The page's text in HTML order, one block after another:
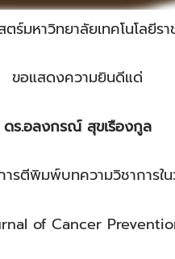
ร์มหาวิทยาลัยเทคโนโลยี
ขอแสดงความยินดีแด่
ดร.อลงกรณ์ สุขเรืองกูล
ารตีพิมพ์บทความวิชาการใ
of Cancer